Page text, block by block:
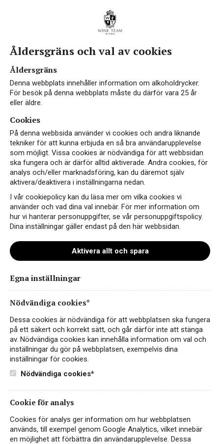
Vin med Pinot Gris
EKO
Jean Biecher Pinot Gris
Organic Réserve
VITT VIN
FRANKRIKE, ALSACE
Ekologiskt vitt vin med lite fruktsötma och en
ursprungstypisk karaktär av päron, stenfrukt &
115 kr
Åldersgräns och val av cookies
Åldersgräns
Denna webbplats innehåller information om alkoholdrycker.
För besök på denna webbplats måste du därför vara 25 år
eller äldre.
Cookies
På denna webbsida använder vi cookies och andra liknande
tekniker för att kunna erbjuda en så bra användarupplevelse
som möjligt. Vissa cookies är nödvändiga för att webbsidan
ska fungera och är därför alltid aktiverade. Andra cookies, för
analys och/eller marknadsföring, kan du däremot själv
aktivera/deaktivera i inställningarna nedan.
I vår cookiepolicy kan du läsa mer om vilka cookies vi
använder och vad dina val innebär. För mer information om
hur vi hanterar personuppgifter, se vår personuppgiftspolicy.
Dina inställningar gäller endast på den här webbsidan.
Aktivera allt och spara
Egna inställningar
Nödvändiga cookies*
Dessa cookies är nödvändiga för att webbplatsen ska fungera
på ett säkert och korrekt sätt, och går därför inte att stänga
av. Nödvändiga cookies kan innehålla information om val och
inställningar du gör på webbplatsen, exempelvis dina
inställningar för cookies.
Nödvändiga cookies*
Cookie för analys
Cookies för analys ger information om hur webbplatsen
används, till exempel genom Google Analytics, vilket innebär
en möjlighet att förbättra din användarupplevelse. Dessa